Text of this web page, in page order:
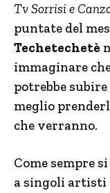
Tv Sorrisi e
puntate del
Techetechetè
immaginare
potrebbe
meglio
che verranno.
Come sempre
a singoli artisti